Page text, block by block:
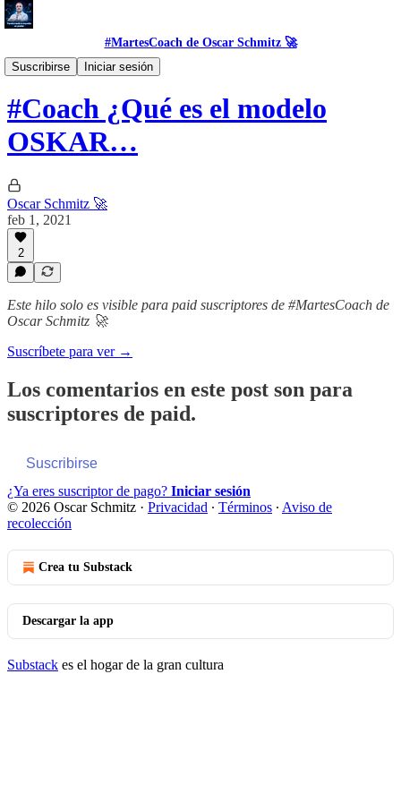
#MartesCoach de Oscar Schmitz 🚀
Suscribirse
Iniciar sesión
#HowToLab
#Coach ¿Qué es el modelo
OSKAR…
Oscar Schmitz 🚀
feb 1, 2021
2
Este hilo solo es visible para paid suscriptores de #MartesCoach de
Oscar Schmitz 🚀
Suscríbete para ver →
Los comentarios en este post son para
suscriptores de paid.
Suscribirse
¿Ya eres suscriptor de pago? Iniciar sesión
© 2026 Oscar Schmitz · Privacidad ∙ Términos ∙ Aviso de
recolección
Crea tu Substack
Descargar la app
Substack es el hogar de la gran cultura